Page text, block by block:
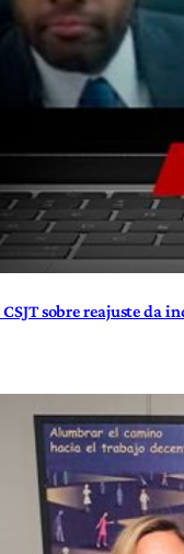
sobre reajuste da